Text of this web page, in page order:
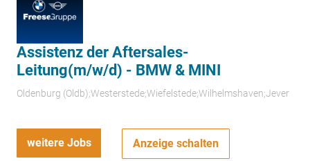
Assistenz der Aftersales-
Leitung(m/w/d) - BMW & MINI
Oldenburg (Oldb);Westerstede;Wiefelstede;Wilhelmshaven;Jever
weitere Jobs Anzeige schalten